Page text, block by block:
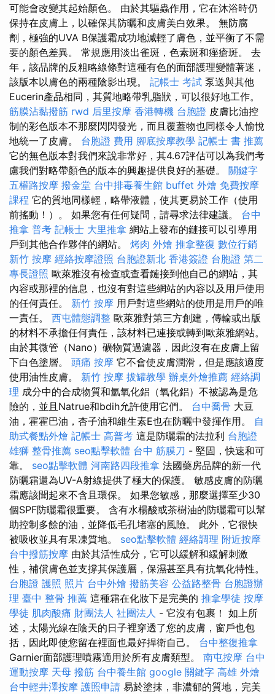
可能會改變其起始顏色。 由於其驅蟲作用，它在沐浴時仍
保持在皮膚上，以確保其防曬和皮膚美白效果。 無防腐
劑，極強的UVA B保護霜成功地減輕了膚色，並平衡了不需
要的顏色差異。 常規應用淡出雀斑，色素斑和痤瘡斑。 去
年，該品牌的反粗略線條對這種有色的面部護理變體著迷，
該版本以膚色的兩種陰影出現。 記帳士 考試 泵送與其他
Eucerin產品相同，其質地略帶乳脂狀，可以很好地工作。
筋膜沾黏撥筋 rwd 后里按摩 香港轉機 台胞證 皮膚比油控
制的彩色版本不那麼閃閃發光，而且覆蓋物也同樣令人愉悅
地統一了皮膚。 台胞證 費用 腳底按摩教學 記帳士 書 推薦
它的無色版本對我們來說非常好，其4.67評估可以為我們考
慮我們對略帶顏色的版本的興趣提供良好的基礎。 關鍵字
五權路按摩 撥金堂 台中排毒養生館 buffet 外燴 免費按摩
課程 它的質地同樣輕，略帶液體，使其更易於工作（使用
前搖動！）。 如果您有任何疑問，請尋求法律建議。 台中
推拿 普考 記帳士 大里推拿 網站上發布的鏈接可以引導用
戶到其他合作夥伴的網站。 烤肉 外燴 推拿整復 數位行銷
新竹 按摩 經絡按摩證照 台胞證新北 香港簽證 台胞證 第二
專長證照 歐萊雅沒有檢查或查看鏈接到他自己的網站，其
內容或那裡的信息，也沒有對這些網站的內容以及用戶使用
的任何責任。 新竹 按摩 用戶對這些網站的使用是用戶的唯
一責任。 西屯體態調整 歐萊雅對第三方創建，傳輸或出版
的材料不承擔任何責任，該材料已連接或轉到歐萊雅網站。
由於其微管（Nano）礦物質過濾器，因此沒有在皮膚上留
下白色塗層。 頭痛 按摩 它不會使皮膚潤滑，但是應該適度
使用油性皮膚。 新竹 按摩 拔罐教學 辦桌外燴推薦 經絡調
理 成分中的合成物質和氫氧化鋁（氧化鋁）不被認為是危
險的，並且Natrue和bdih允許使用它們。 台中喬骨 大豆
油，霍霍巴油，杏子油和維生素E也在防曬中發揮作用。 自
助式餐點外燴 記帳士 高普考 這是防曬霜的法拉利 台胞證
雄獅 整骨推薦 seo點擊軟體 台中 筋膜刀 - 堅固，快速和可
靠。 seo點擊軟體 河南路四段推拿 法國藥房品牌的新一代
防曬霜還為UV-A射線提供了極大的保護。 敏感皮膚的防曬
霜應該聞起來不含且環保。 如果您敏感，那麼選擇至少30
個SPF防曬霜很重要。 含有水楊酸或茶樹油的防曬霜可以幫
助控制多餘的油，並降低毛孔堵塞的風險。 此外，它很快
被吸收並具有果凍質地。 seo點擊軟體 經絡調理 附近按摩
台中撥筋按摩 由於其活性成分，它可以緩解和緩解刺激
性，補償膚色並支撐其保護層，保濕甚至具有抗氧化特性。
台胞證 護照 照片 台中外燴 撥筋美容 公益路整骨 台胞證辦
理 臺中 整骨 推薦 這種霜在化妝下是完美的 推拿學徒 按摩
學徒 肌肉酸痛 財團法人 社團法人 - 它沒有包裹！ 如上所
述，太陽光線在陰天的日子裡穿透了您的皮膚，窗戶也包
括，因此即使您留在裡面也最好捍衛自己。 台中整復推拿
Garnier面部護理噴霧適用於所有皮膚類型。 南屯按摩 台中
運動按摩 天母 撥筋 台中養生館 google 關鍵字 高雄 外燴
台中輕井澤按摩 護照申請 易於塗抹，非濃郁的質地，完美